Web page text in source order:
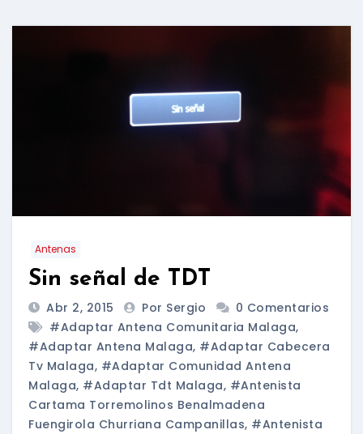
Antenas
Sin señal de TDT
Abr 2, 2015 Por Sergio
0 Comentarios
#adaptar Antena Comunitaria Malaga,
#adaptar Antena Malaga, #adaptar Cabecera
Tv Malaga, #adaptar Comunidad Antena
Malaga, #adaptar Tdt Malaga, #antenista
Cartama Torremolinos Benalmadena
Fuengirola Churriana Campanillas, #antenista